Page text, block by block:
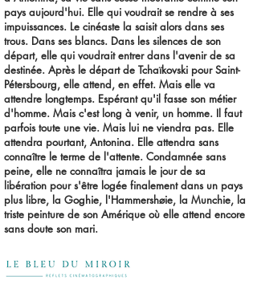
pays aujourd'hui. Elle qui voudrait se rendre à ses
impuissances. Le cinéaste la saisit alors dans ses
trous. Dans ses blancs. Dans les silences de son
départ, elle qui voudrait entrer dans l'avenir de sa
destinée. Après le départ de Tchaïkovski pour Saint-
Pétersbourg, elle attend, en effet. Mais elle va
attendre longtemps. Espérant qu'il fasse son métier
d'homme. Mais c'est long à venir, un homme. Il faut
parfois toute une vie. Mais lui ne viendra pas. Elle
attendra pourtant, Antonina. Elle attendra sans
connaître le terme de l'attente. Condamnée sans
peine, elle ne connaîtra jamais le jour de sa
libération pour s'être logée finalement dans un pays
plus libre, la Goghie, l'Hammershøie, la Munchie, la
triste peinture de son Amérique où elle attend encore
sans doute son mari.